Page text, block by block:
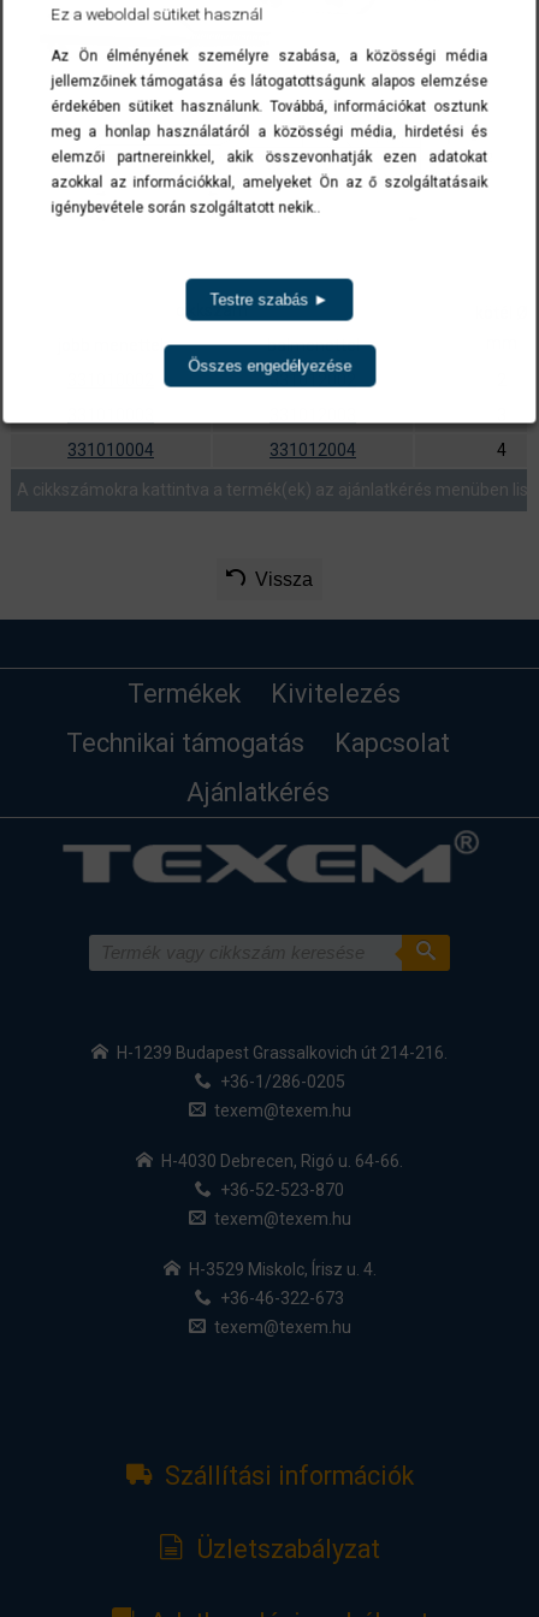
cikkszám
balmenettel
331012002
331010004
331012004 4
A cikkszámokra kattintva a termék(ek) az ajánlatkérés menüben
Vissza
Termékek
Kivitelezés
Technikai támogatás
Kapcsolat
Ajánlatkérés
H-1239 Budapest Grassalkovich út 214-216.
+36-1/286-0205
texem@texem.hu
H-4030 Debrecen, Rigó u. 64-66.
+36-52-523-870
texem@texem.hu
H-3529 Miskolc, Írisz u. 4.
+36-46-322-673
texem@texem.hu
Szállítási információk
Üzletszabályzat
Ez a weboldal sütiket használ
Az Ön élményének személyre szabása, a közösségi média
jellemzőinek támogatása és látogatottságunk alapos elemzése
érdekében sütiket használunk. Továbbá, információkat osztunk
meg a honlap használatáról a közösségi média, hirdetési és
elemzői partnereinkkel, akik összevonhatják ezen adatokat
azokkal az információkkal, amelyeket Ön az ő szolgáltatásaik
igénybevétele során szolgáltatott nekik..
Testre szabás ►
Összes engedélyezése